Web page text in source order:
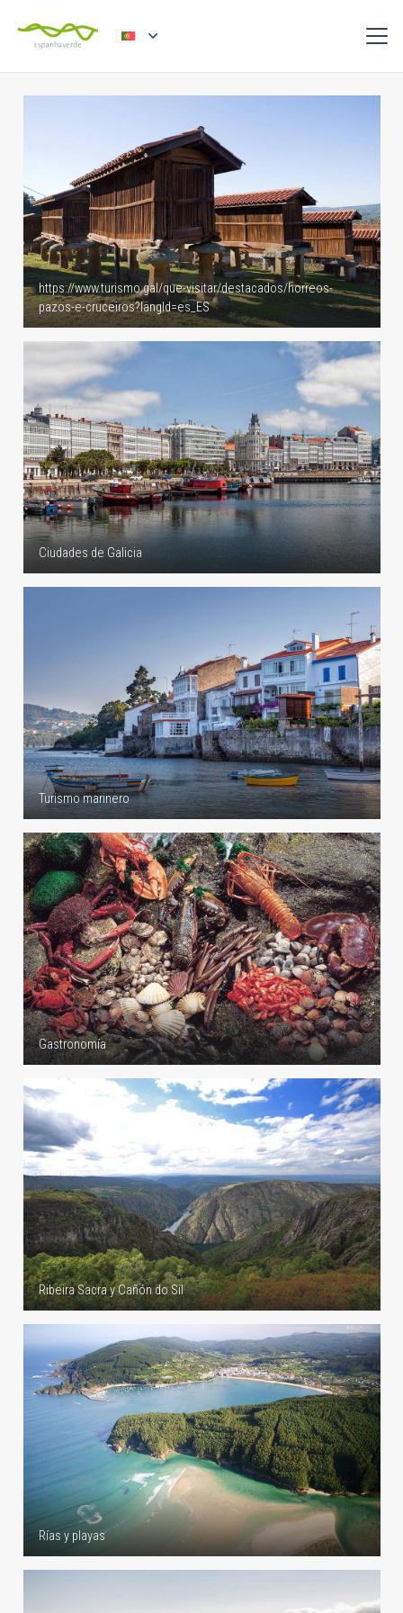
https://www.turismo.gal/que-visitar/destacados/horreos-
pazos-e-cruceiros?langId=es_ES
Ciudades de Galicia
Turismo marinero
Gastronomía
Ribeira Sacra y Cañón do Sil
Rías y playas